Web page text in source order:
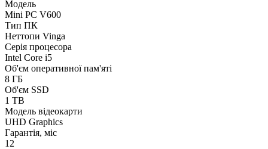
Модель
Mini PC V600
Тип ПК
Неттопи Vinga
Серія процесора
Intel Core i5
Об'єм оперативної пам'яті
8 ГБ
Об'єм SSD
1 TB
Модель відеокарти
UHD Graphics
Гарантія, міс
12